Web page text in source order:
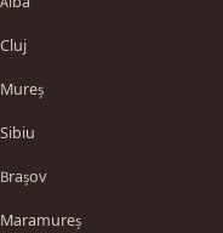
Cluj
Mureș
Sibiu
Brașov
Maramureș